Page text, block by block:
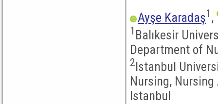
Ayşe Karadaş1 ,
1 Balıkesir
Department of
2Istanbul
Nursing,
Istanbul